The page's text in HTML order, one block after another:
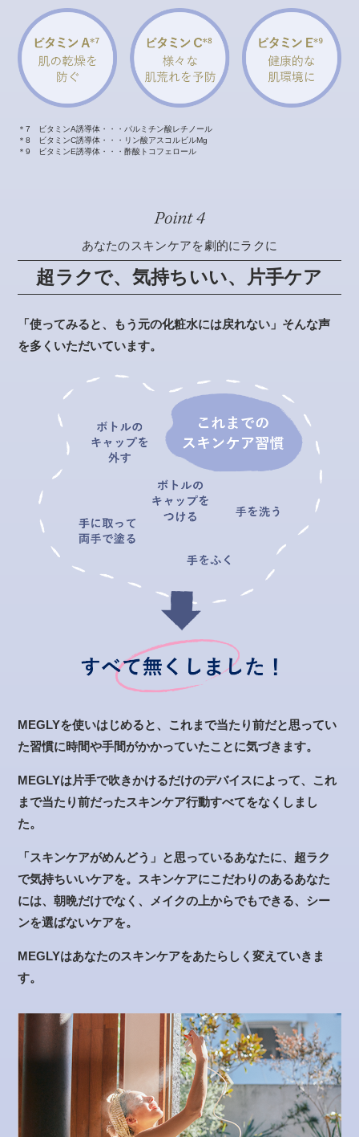
＊7 ビタミンA誘導体・・・パルミチン酸レチノール
＊8 ビタミンC誘導体・・・リン酸アスコルビルMg
＊9 ビタミンE誘導体・・・酢酸トコフェロール
あなたのスキンケアを劇的にラクに
超ラクで、気持ちいい、片手ケア
「使ってみると、もう元の化粧水には戻れない」そんな声
を多くいただいています。
MEGLYを使いはじめると、これまで当たり前だと思ってい
た習慣に時間や手間がかかっていたことに気づきます。
MEGLYは片手で吹きかけるだけのデバイスによって、これ
まで当たり前だったスキンケア行動すべてをなくしまし
た。
「スキンケアがめんどう」と思っているあなたに、超ラク
で気持ちいいケアを。スキンケアにこだわりのあるあなた
には、朝晩だけでなく、メイクの上からでもできる、シー
ンを選ばないケアを。
MEGLYはあなたのスキンケアをあたらしく変えていきま
す。